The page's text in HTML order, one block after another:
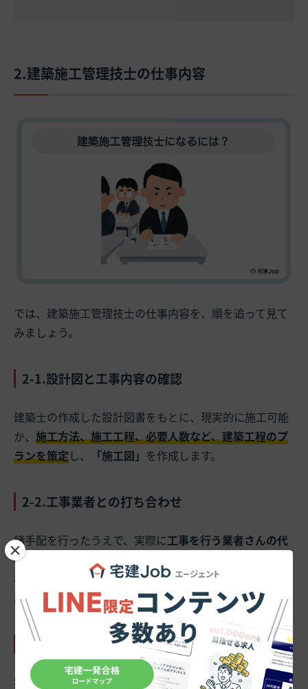
2.建築施工管理技士の仕事内容
では、建築施工管理技士の仕事内容を、順を追って見て
みましょう。
2-1.設計図と工事内容の確認
建築士の作成した設計図書をもとに、現実的に施工可能
か、 施工方法、施工工程、必要人数など、建築工程のプ
ランを策定し、 「施工図」 を作成します。
2-2.工事業者との打ち合わせ
諸手配を行ったうえで、実際に工事を行う業者さんの代
表者と工程などの打ち合わせ
めた工程は、着工から竣工まで現場の状況に応じて、定
期的に調整されます。
2-3.工事現場の安全管理・工程管理
実際に始まった工事が安全、かつ合理的に進むように確
×